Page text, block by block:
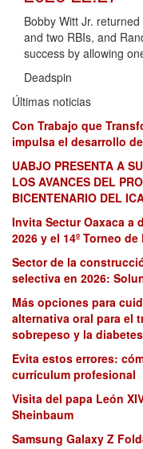
Bobby Witt Jr.
and two RBIs, and
success by allowing
Deadspin
Últimas noticias
Con Trabajo que
impulsa el desarrollo
UABJO PRESENTA A
LOS AVANCES DEL
BICENTENARIO DEL
Invita Sectur Oaxaca a
2026 y el 14º Torneo de
Sector de la
selectiva en 2026:
Más opciones para
alternativa oral para el
sobrepeso y la
Evita estos errores:
currículum profesional
Visita del papa León
Sheinbaum
Samsung Galaxy Z